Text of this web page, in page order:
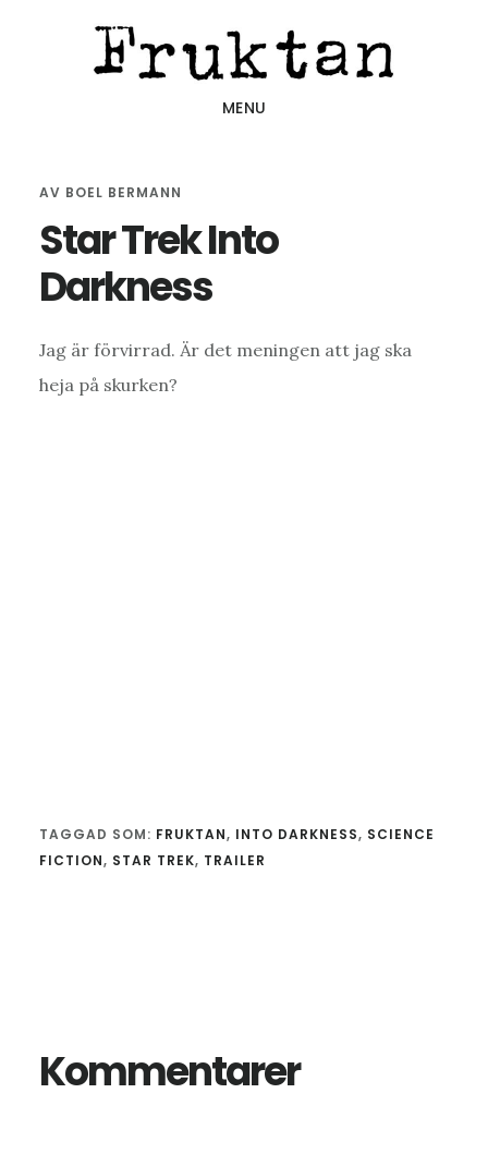
MENU
AV BOEL BERMANN
Star Trek Into
Darkness
Jag är förvirrad. Är det meningen att jag ska
heja på skurken?
TAGGAD SOM: FRUKTAN, INTO DARKNESS, SCIENCE
FICTION, STAR TREK, TRAILER
Kommentarer